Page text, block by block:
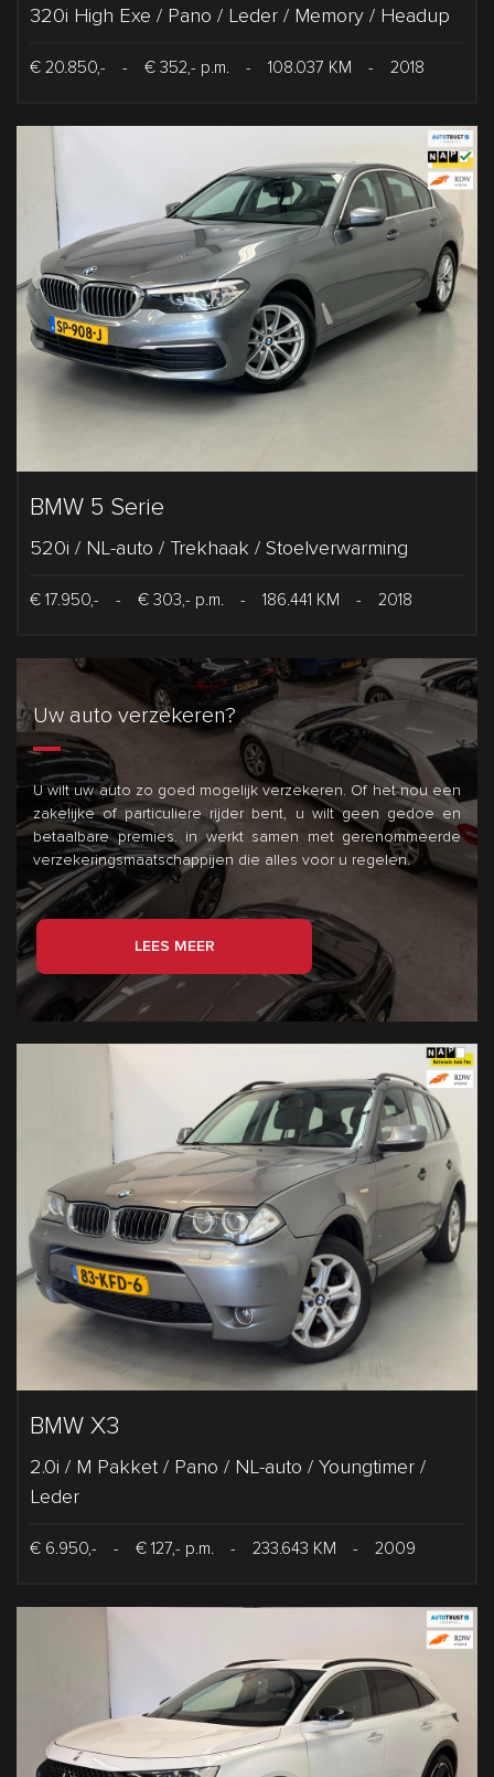
320i High Exe / Pano / Leder / Memory / Headup
€ 20.850,- - € 352,- p.m. - 108.037 KM - 2018
BMW 5 Serie
520i / NL-auto / Trekhaak / Stoelverwarming
€ 17.950,- - € 303,- p.m. - 186.441 KM - 2018
Uw auto verzekeren?
U wilt uw auto zo goed mogelijk verzekeren. Of het nou een
zakelijke of particuliere rijder bent, u wilt geen gedoe en
betaalbare premies. inwerkt samen met gerenommeerde
verzekeringsmaatschappijen die alles voor u regelen.
LEES MEER
BMW X3
2.0i / M Pakket / Pano / NL-auto / Youngtimer /
Leder
€ 6.950,- - € 127,- p.m. - 233.643 KM - 2009